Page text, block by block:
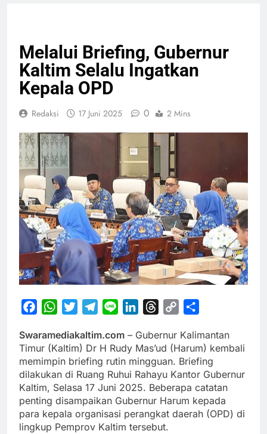
Melalui Briefing, Gubernur
Kaltim Selalu Ingatkan
Kepala OPD
Redaksi 17 Juni 2025 0 2 Mins
FacebookWhatsApp
TwitterTelegram
Line LinkedInThreads
Copy
Swaramediakaltim.com – Gubernur Kalimantan
Timur (Kaltim) Dr H Rudy Mas’ud (Harum) kembali
memimpin briefing rutin mingguan. Briefing
dilakukan di Ruang Ruhui Rahayu Kantor Gubernur
Kaltim, Selasa 17 Juni 2025. Beberapa catatan
penting disampaikan Gubernur Harum kepada
para kepala organisasi perangkat daerah (OPD) di
lingkup Pemprov Kaltim tersebut.